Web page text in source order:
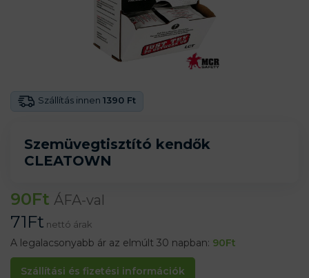
Szemüvegtisztító kendők
CLEATOWN
Szállítás innen 1390 Ft
90Ft ÁFA-val
71Ft nettó árak
A legalacsonyabb ár az elmúlt 30 napban: 90Ft
Szállítási és fizetési információk